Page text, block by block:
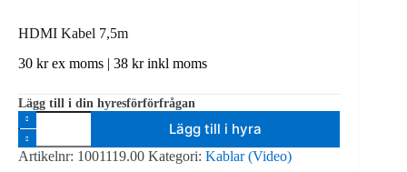
HDMI Kabel 7,5m
30 krex moms | 38 krinkl moms
Lägg till i din hyresförförfrågan
HDMI
Kabel
7,5m
mängd
Lägg till i hyra
Artikelnr: 1001119.00 Kategori: Kablar (Video)